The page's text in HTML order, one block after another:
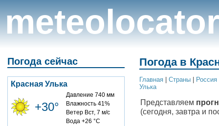
meteolocator
Погода сейчас
Красная Улька
+30°
Давление 740 мм
Влажность 41%
Ветер Вст, 7 м/с
Вода +26 °C
Погода в
Главная Cтраны Россия
Улька
Представляем
(сегодня, завтра и